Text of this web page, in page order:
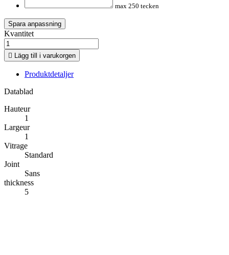
max 250 tecken
Spara anpassning
Kvantitet
 Lägg till i varukorgen
Produktdetaljer
Datablad
Hauteur
1
Largeur
1
Vitrage
Standard
Joint
Sans
thickness
5